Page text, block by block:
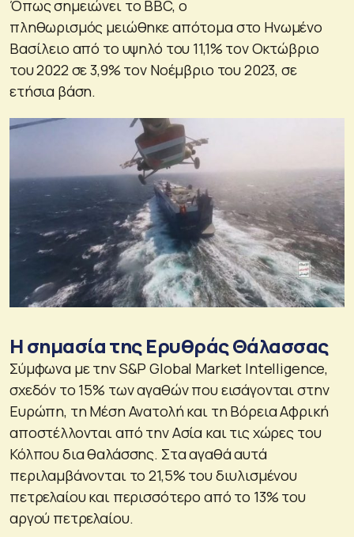
Όπως σημειώνει το BBC, ο
πληθωρισμός μειώθηκε απότομα στο Ηνωμένο
Βασίλειο από το υψηλό του 11,1% τον Οκτώβριο
του 2022 σε 3,9% τον Νοέμβριο του 2023, σε
ετήσια βάση.
Η σημασία της Ερυθράς Θάλασσας
Σύμφωνα με την S&P Global Market Intelligence,
σχεδόν το 15% των αγαθών που εισάγονται στην
Ευρώπη, τη Μέση Ανατολή και τη Βόρεια Αφρική
αποστέλλονται από την Ασία και τις χώρες του
Κόλπου δια θαλάσσης. Στα αγαθά αυτά
περιλαμβάνονται το 21,5% του διυλισμένου
πετρελαίου και περισσότερο από το 13% του
αργού πετρελαίου.